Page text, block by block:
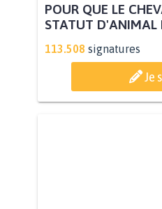
POUR QUE LE
STATUT D'ANIMAL
113.508 signatures
Je